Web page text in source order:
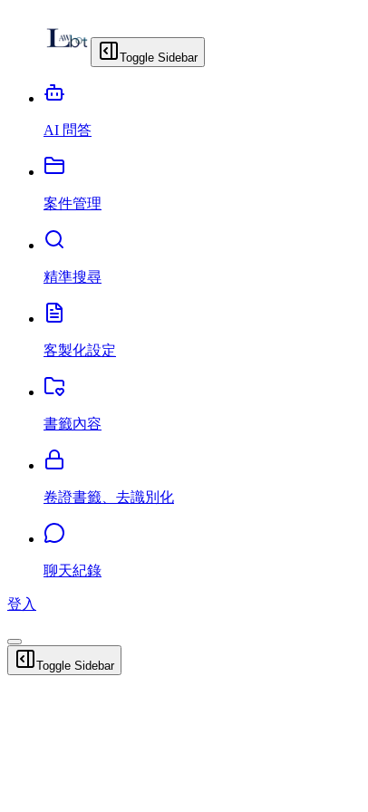
Toggle Sidebar
AI 問答
案件管理
精準搜尋
客製化設定
書籤內容
卷證書籤、去識別化
聊天紀錄
登入
Toggle Sidebar